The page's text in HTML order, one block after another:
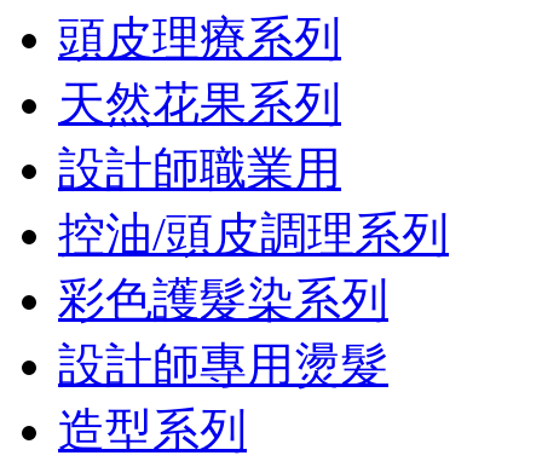
頭皮理療系列
天然花果系列
設計師職業用
控油/頭皮調理系列
彩色護髮染系列
設計師專用燙髮
造型系列